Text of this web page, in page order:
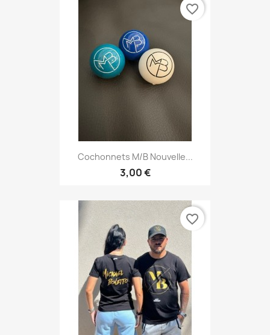
Cochonnets M/B Nouvelle...
3,00 €
favorite_border
favorite_border